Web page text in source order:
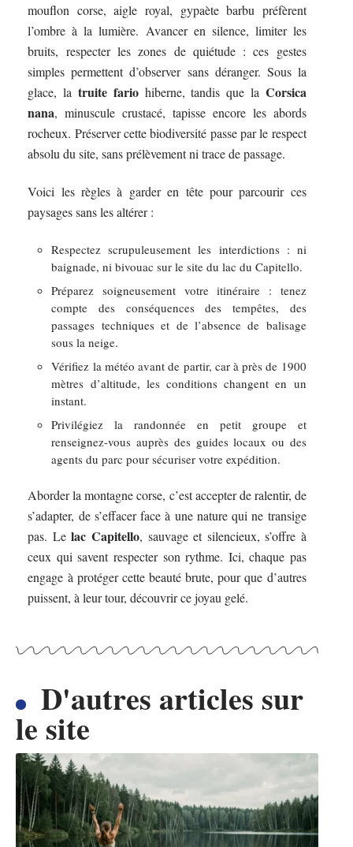
mouflon corse, aigle royal, gypaète barbu préfèrent
l’ombre à la lumière. Avancer en silence, limiter les
bruits, respecter les zones de quiétude : ces gestes
simples permettent d’observer sans déranger. Sous la
glace, la truite fariohiberne, tandis que la Corsica
nana, minuscule crustacé, tapisse encore les abords
rocheux. Préserver cette biodiversité passe par le respect
absolu du site, sans prélèvement ni trace de passage.
Voici les règles à garder en tête pour parcourir ces
paysages sans les altérer :
Respectez scrupuleusement les interdictions : ni
baignade, ni bivouac sur le site du lac du Capitello.
Préparez soigneusement votre itinéraire : tenez
compte des conséquences des tempêtes, des
passages techniques et de l’absence de balisage
sous la neige.
Vérifiez la météo avant de partir, car à près de 1900
mètres d’altitude, les conditions changent en un
instant.
Privilégiez la randonnée en petit groupe et
renseignez-vous auprès des guides locaux ou des
agents du parc pour sécuriser votre expédition.
Aborder la montagne corse, c’est accepter de ralentir, de
s’adapter, de s’effacer face à une nature qui ne transige
pas. Lelac Capitello, sauvage et silencieux, s’offre à
ceux qui savent respecter son rythme. Ici, chaque pas
engage à protéger cette beauté brute, pour que d’autres
puissent, à leur tour, découvrir ce joyau gelé.
D'autres articles sur
le site